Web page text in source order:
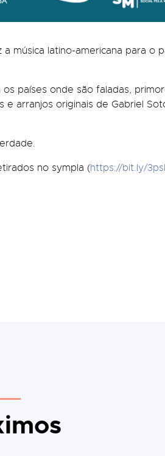
música latino-americana para o
países onde são faladas,
arranjos originais de Gabriel
no sympla (https://bit.ly/